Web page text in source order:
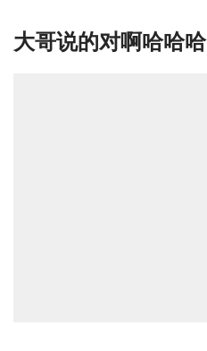
大哥说的对啊哈哈哈